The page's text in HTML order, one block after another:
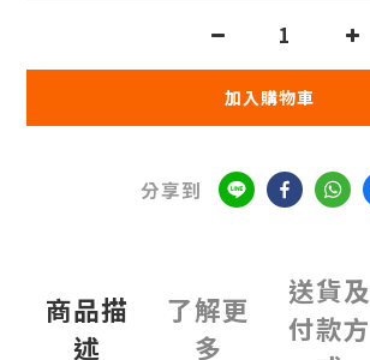
加入購物車
分享到
商品描
述
了解更
多
送貨及
付款方